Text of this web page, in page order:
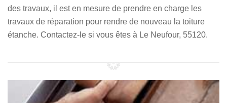
des travaux, il est en mesure de prendre en charge les
travaux de réparation pour rendre de nouveau la toiture
étanche. Contactez-le si vous êtes à Le Neufour, 55120.